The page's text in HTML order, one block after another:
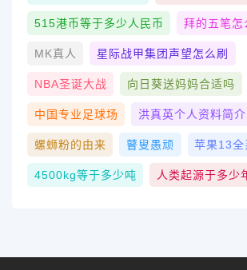
515港币等于多少人民币 拜的五笔怎
MK真人 星际战甲集团声望怎么刷
NBA圣诞大战 向日葵送妈妈合适吗
中国专业足球场 洪真英个人资料简介
螺蛳粉的由来 瞽叟愚顽 苹果13全
4500kg等于多少吨 人类起源于多少